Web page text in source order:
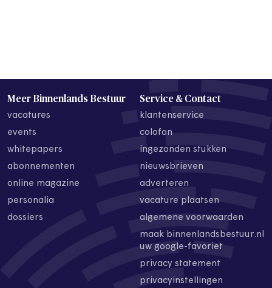
Meer Binnenlands Bestuur
vacatures
events
whitepapers
abonnementen
online magazine
personalia
dossiers
Service & Contact
klantenservice
colofon
ingezonden stukken
nieuwsbrieven
adverteren
vacature plaatsen
algemene voorwaarden
maak binnenlandsbestuur.nl
uw google-favoriet
privacy statement
privacyinstellingen